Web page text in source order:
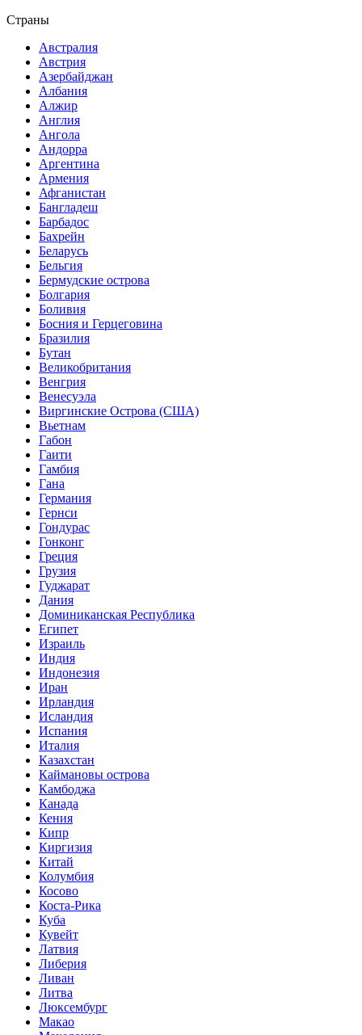
Страны
Австралия
Австрия
Азербайджан
Албания
Алжир
Англия
Ангола
Андорра
Аргентина
Армения
Афганистан
Бангладеш
Барбадос
Бахрейн
Беларусь
Бельгия
Бермудские острова
Болгария
Боливия
Босния и Герцеговина
Бразилия
Бутан
Великобритания
Венгрия
Венесуэла
Виргинские Острова (США)
Вьетнам
Габон
Гаити
Гамбия
Гана
Германия
Гернси
Гондурас
Гонконг
Греция
Грузия
Гуджарат
Дания
Доминиканская Республика
Египет
Израиль
Индия
Индонезия
Иран
Ирландия
Исландия
Испания
Италия
Казахстан
Каймановы острова
Камбоджа
Канада
Кения
Кипр
Киргизия
Китай
Колумбия
Косово
Коста-Рика
Куба
Кувейт
Латвия
Либерия
Ливан
Литва
Люксембург
Макао